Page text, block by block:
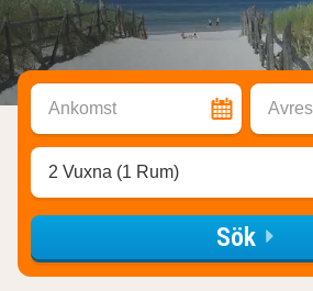
Ankomst
2 Vuxna (1 Rum)
Sök